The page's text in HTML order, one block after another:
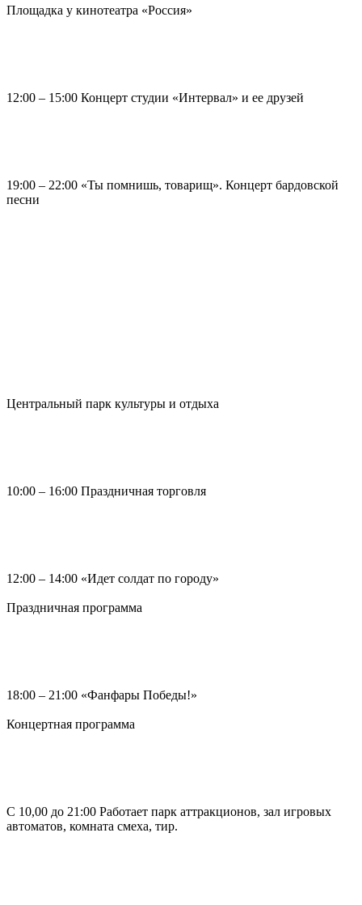
Площадка у кинотеатра «Россия»
12:00 – 15:00 Концерт студии «Интервал» и ее друзей
19:00 – 22:00 «Ты помнишь, товарищ». Концерт бардовской
песни
Центральный парк культуры и отдыха
10:00 – 16:00 Праздничная торговля
12:00 – 14:00 «Идет солдат по городу»
Праздничная программа
18:00 – 21:00 «Фанфары Победы!»
Концертная программа
С 10,00 до 21:00 Работает парк аттракционов, зал игровых
автоматов, комната смеха, тир.